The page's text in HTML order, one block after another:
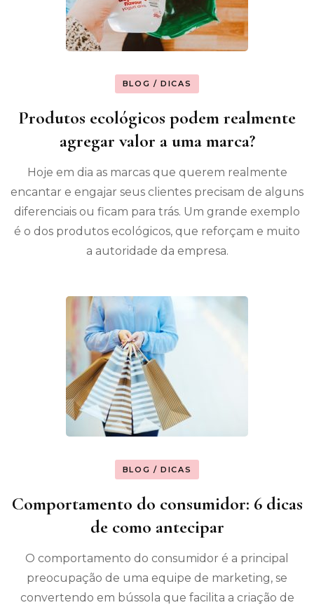
BLOG / DICAS
Produtos ecológicos podem realmente
agregar valor a uma marca?
Hoje em dia as marcas que querem realmente
encantar e engajar seus clientes precisam de alguns
diferenciais ou ficam para trás. Um grande exemplo
é o dos produtos ecológicos, que reforçam e muito
a autoridade da empresa.
BLOG / DICAS
Comportamento do consumidor: 6 dicas
de como antecipar
O comportamento do consumidor é a principal
preocupação de uma equipe de marketing, se
convertendo em bússola que facilita a criação de